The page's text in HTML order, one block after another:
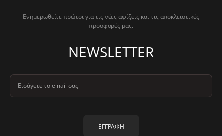
Ενημερωθείτε πρώτοι για τις νέες αφίξεις και τις αποκλειστικές
προσφορές μας.
NEWSLETTER
Εισάγετε το email σας